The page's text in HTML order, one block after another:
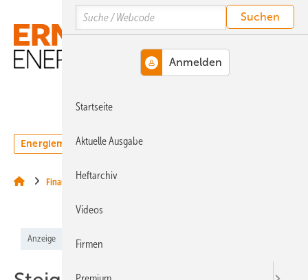
Hauptinhalt
Hauptmenü
SiteSearch
Energiemarkt Technologie
Finanzierung
Anzeige
Search
Startseite
Aktuelle Ausgabe
Heftarchiv
Videos
Firmen